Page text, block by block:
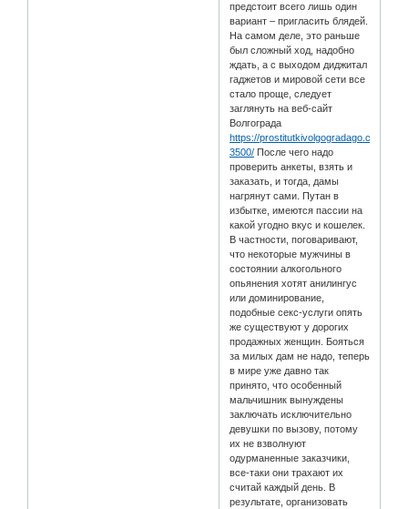
предстоит всего лишь один
вариант – пригласить блядей.
На самом деле, это раньше
был сложный ход, надобно
ждать, а с выходом диджитал
гаджетов и мировой сети все
стало проще, следует
заглянуть на веб-сайт
Волгограда
https://prostitutkivolgogradago.com/
3500/ После чего надо
проверить анкеты, взять и
заказать, и тогда, дамы
нагрянут сами. Путан в
избытке, имеются пассии на
какой угодно вкус и кошелек.
В частности, поговаривают,
что некоторые мужчины в
состоянии алкогольного
опьянения хотят анилингус
или доминирование,
подобные секс-услуги опять
же существуют у дорогих
продажных женщин. Бояться
за милых дам не надо, теперь
в мире уже давно так
принято, что особенный
мальчишник вынуждены
заключать исключительно
девушки по вызову, потому
их не взволнуют
одурманенные заказчики,
все-таки они трахают их
считай каждый день. В
результате, организовать